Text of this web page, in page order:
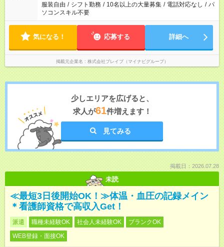
服装自由 / シフト勤務 / 10名以上の大量募集 / 電話対応なし / パ
ソコンスキル不要
気になる！ 応募する 詳細へ
掲載元企業名 株式会社ブレイブ（マイナビグループ）
少しエリアを広げると、
求人が61件増えます！
見てみる
掲載日：2026.07.28
未読
≪最短3日後開始OK！≫体温・血圧の記録メイン
＊看護師資格で高収入Get！
派遣 職種未経験OK 社会人未経験OK
ブランクOK
WEB登録・面接OK